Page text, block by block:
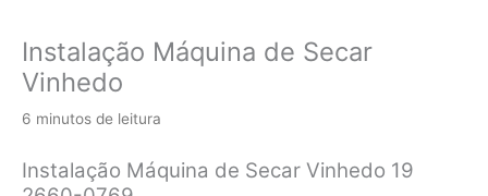
Instalação Máquina de Secar
Vinhedo
6 minutos de leitura
Instalação Máquina de Secar Vinhedo 19